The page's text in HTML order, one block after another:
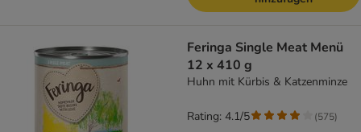
Feringa Single Meat Menü
12 x 410 g
Huhn mit Kürbis & Katzenminze
Rating: 4.1/5 (575)